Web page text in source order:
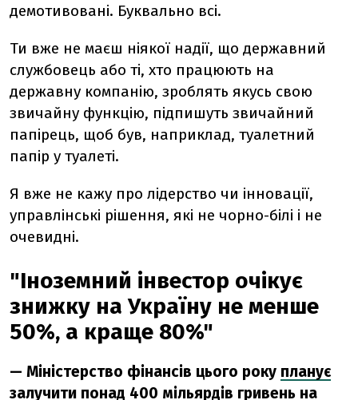
демотивовані. Буквально всі.
Ти вже не маєш ніякої надії, що державний
службовець або ті, хто працюють на
державну компанію, зроблять якусь свою
звичайну функцію, підпишуть звичайний
папірець, щоб був, наприклад, туалетний
папір у туалеті.
Я вже не кажу про лідерство чи інновації,
управлінські рішення, які не чорно-білі і не
очевидні.
"Іноземний інвестор очікує
знижку на Україну не менше
50%, а краще 80%"
— Міністерство фінансів цього року планує
залучити понад 400 мільярдів гривень на